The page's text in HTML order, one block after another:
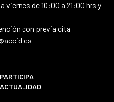
viernes de 10:00 a 21:00 hrs y
con previa cita
PARTICIPA
ACTUALIDAD